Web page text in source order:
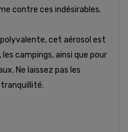
contre ces indésirables.
cet aérosol est
campings, ainsi que pour
Ne laissez pas les